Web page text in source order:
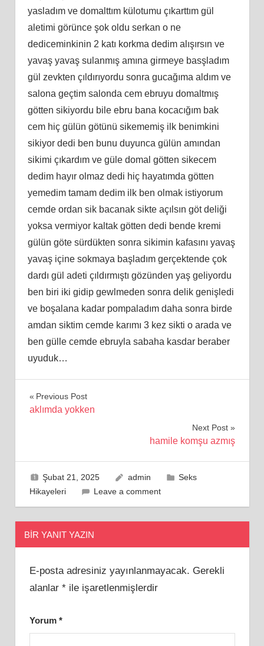
yasladım ve domalttım külotumu çıkarttım gül
aletimi görünce şok oldu serkan o ne
dediceminkinin 2 katı korkma dedim alışırsın ve
yavaş yavaş sulanmış amına girmeye basşladım
gül zevkten çıldırıyordu sonra gucağıma aldım ve
salona geçtim salonda cem ebruyu domaltmış
götten sikiyordu bile ebru bana kocacığım bak
cem hiç gülün götünü sikememiş ilk benimkini
sikiyor dedi ben bunu duyunca gülün amından
sikimi çıkardım ve güle domal götten sikecem
dedim hayır olmaz dedi hiç hayatımda götten
yemedim tamam dedim ilk ben olmak istiyorum
cemde ordan sik bacanak sikte açılsın göt deliği
yoksa vermiyor kaltak götten dedi bende kremi
gülün göte sürdükten sonra sikimin kafasını yavaş
yavaş içine sokmaya başladım gerçektende çok
dardı gül adeti çıldırmıştı gözünden yaş geliyordu
ben biri iki gidip gewlmeden sonra delik genişledi
ve boşalana kadar pompaladım daha sonra birde
amdan siktim cemde karımı 3 kez sikti o arada ve
ben gülle cemde ebruyla sabaha kasdar beraber
uyuduk…
Yazı
Previous Post
aklımda yokken
Next Post
hamile komşu azmış
Şubat 21, 2025 admin
Seks
Hikayeleri
Leave a comment
BIR YANIT YAZIN
E-posta adresiniz yayınlanmayacak. Gerekli
alanlar *ile işaretlenmişlerdir
Yorum *